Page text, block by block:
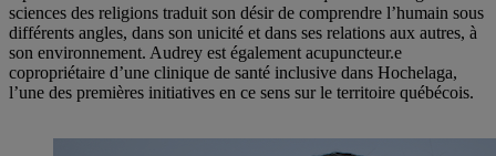
sciences des religions traduit son désir de comprendre l’humain sous
différents angles, dans son unicité et dans ses relations aux autres, à
son environnement. Audrey est également acupuncteur.e
copropriétaire d’une clinique de santé inclusive dans Hochelaga,
l’une des premières initiatives en ce sens sur le territoire québécois.